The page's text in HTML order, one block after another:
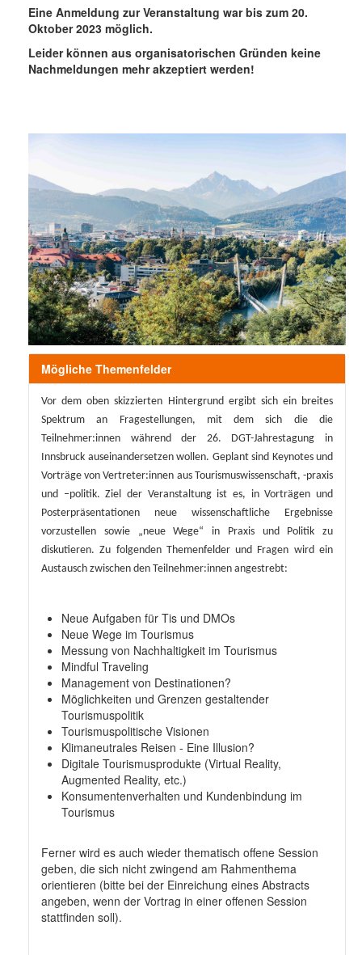
Eine Anmeldung zur Veranstaltung war bis zum 20.
Oktober 2023 möglich.
Leider können aus organisatorischen Gründen keine
Nachmeldungen mehr akzeptiert werden!
Mögliche Themenfelder
Vor dem oben skizzierten Hintergrund ergibt sich ein breites
Spektrum an Fragestellungen, mit dem sich die die
Teilnehmer:innen während der 26. DGT-Jahrestagung in
Innsbruck auseinandersetzen wollen. Geplant sind Keynotes und
Vorträge von Vertreter:innen aus Tourismuswissenschaft, -praxis
und –politik. Ziel der Veranstaltung ist es, in Vorträgen und
Posterpräsentationen neue wissenschaftliche Ergebnisse
vorzustellen sowie „neue Wege“ in Praxis und Politik zu
diskutieren. Zu folgenden Themenfelder und Fragen wird ein
Austausch zwischen den Teilnehmer:innen angestrebt:
Neue Aufgaben für Tis und DMOs
Neue Wege im Tourismus
Messung von Nachhaltigkeit im Tourismus
Mindful Traveling
Management von Destinationen?
Möglichkeiten und Grenzen gestaltender
Tourismuspolitik
Tourismuspolitische Visionen
Klimaneutrales Reisen - Eine Illusion?
Digitale Tourismusprodukte (Virtual Reality,
Augmented Reality, etc.)
Konsumentenverhalten und Kundenbindung im
Tourismus
Ferner wird es auch wieder thematisch offene Session
geben, die sich nicht zwingend am Rahmenthema
orientieren (bitte bei der Einreichung eines Abstracts
angeben, wenn der Vortrag in einer offenen Session
stattfinden soll).